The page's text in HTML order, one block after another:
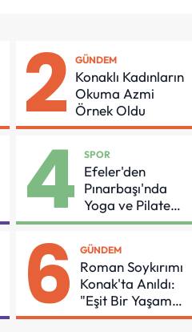
2 GÜNDEM
Konaklı Kadınların
Okuma Azmi
Örnek Oldu
4 SPOR
Efeler'den
Pınarbaşı'nda
Yoga ve Pilates
Buluşması
6 GÜNDEM
Roman Soykırımı
Konak'ta Anıldı:
"Eşit Bir Yaşam
İçin Mücadeleyi